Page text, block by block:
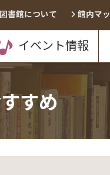
図書館について 館内マ
イベント情報
すめ